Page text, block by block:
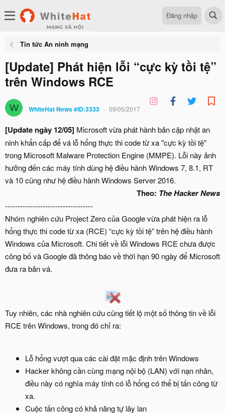
Đăng nhập
Tin tức An ninh mạng
[Update] Phát hiện lỗi “cực kỳ tồi tệ”
trên Windows RCE
W WhiteHat News #ID:3333 09/05/2017
[Update ngày 12/05] Microsoft vừa phát hành bản cập nhật an
ninh khẩn cấp để vá lỗ hổng thực thi code từ xa "cực kỳ tồi tệ"
trong Microsoft Malware Protection Engine (MMPE). Lỗi này ảnh
hưởng đến các máy tính dùng hệ điều hành Windows 7, 8.1, RT
và 10 cũng như hệ điều hành Windows Server 2016.
Theo: The Hacker News
-----------------------------------
Nhóm nghiên cứu Project Zero của Google vừa phát hiện ra lỗ
hổng thực thi code từ xa (RCE) “cực kỳ tồi tệ” trên hệ điều hành
Windows của Microsoft. Chi tiết về lỗi Windows RCE chưa được
công bố và Google đã thông báo về thời hạn 90 ngày để Microsoft
đưa ra bản vá.
Tuy nhiên, các nhà nghiên cứu cũng tiết lộ một số thông tin về lỗi
RCE trên Windows, trong đó chỉ ra:
Lỗ hổng vượt qua các cài đặt mặc định trên Windows
Hacker không cần cùng mạng nội bộ (LAN) với nạn nhân,
điều này có nghĩa máy tính có lỗ hổng có thể bị tấn công từ
xa.
Cuộc tấn công có khả năng tự lây lan